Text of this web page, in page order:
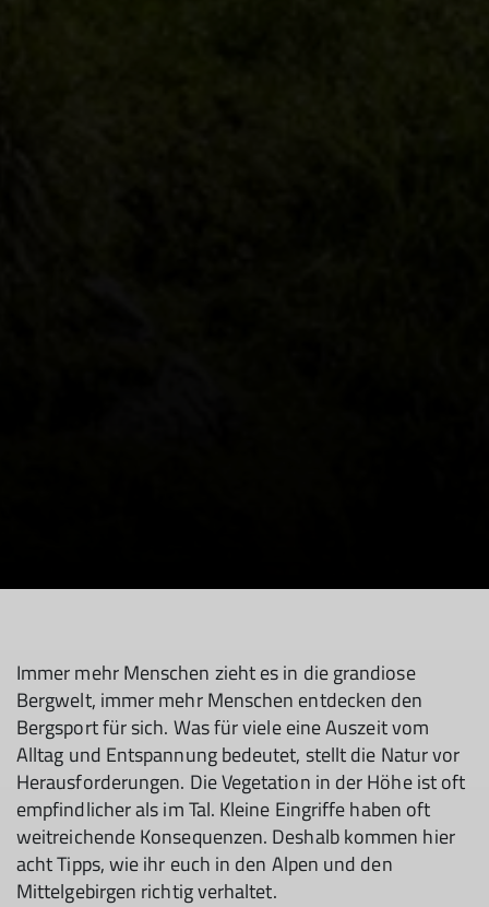
Immer mehr Menschen zieht es in die grandiose
Bergwelt, immer mehr Menschen entdecken den
Bergsport für sich. Was für viele eine Auszeit vom
Alltag und Entspannung bedeutet, stellt die Natur vor
Herausforderungen. Die Vegetation in der Höhe ist oft
empfindlicher als im Tal. Kleine Eingriffe haben oft
weitreichende Konsequenzen. Deshalb kommen hier
acht Tipps, wie ihr euch in den Alpen und den
Mittelgebirgen richtig verhaltet.